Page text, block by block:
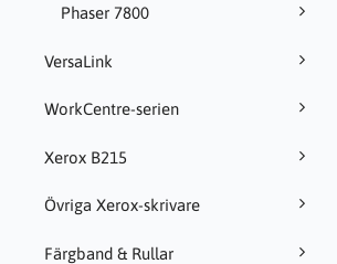
Phaser 7800
VersaLink
WorkCentre-serien
Xerox B215
Övriga Xerox-skrivare
Färgband & Rullar